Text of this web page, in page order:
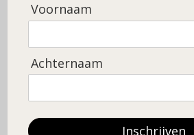
Met zintuiglijke geneugten verworpen,
In deze wereld is hij het leven van
van het continueren in het bestaan.
Voornaam
Achternaam
Inschrijven